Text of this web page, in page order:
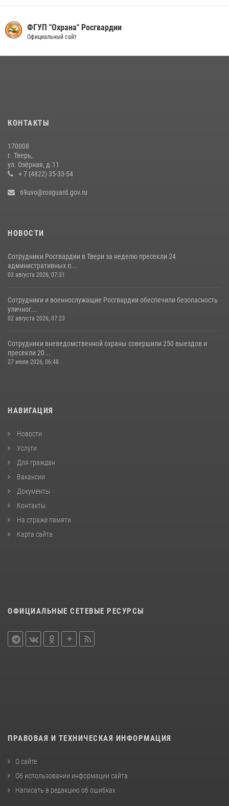
ФГУП "Охрана" Росгвардии
Официальный сайт
КОНТАКТЫ
170008
г. Тверь,
ул. Озёрная, д.11
+ 7 (4822) 35-33-54
69uvo@rosguard.gov.ru
НОВОСТИ
Сотрудники Росгвардии в Твери за неделю пресекли 24
административных п...
03 августа 2026, 07:31
Сотрудники и военнослужащие Росгвардии обеспечили безопасность
уличног...
02 августа 2026, 07:23
Сотрудники вневедомственной охраны совершили 250 выездов и
пресекли 20...
27 июля 2026, 06:48
НАВИГАЦИЯ
Новости
Услуги
Для граждан
Вакансии
Документы
Контакты
На страже памяти
Карта сайта
ОФИЦИАЛЬНЫЕ СЕТЕВЫЕ РЕСУРСЫ
ПРАВОВАЯ И ТЕХНИЧЕСКАЯ ИНФОРМАЦИЯ
О сайте
Об использовании информации сайта
Написать в редакцию об ошибках